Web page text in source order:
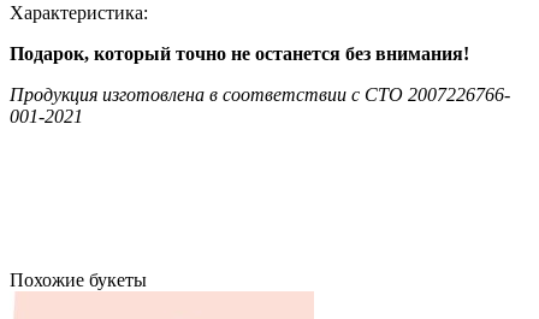
Характеристика:
Подарок, который точно не останется без внимания!
Продукция изготовлена в соответствии c СТО 2007226766-
001-2021
Похожие букеты